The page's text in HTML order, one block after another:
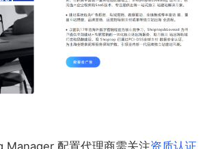
Manager 配置代理商需关注资质认证